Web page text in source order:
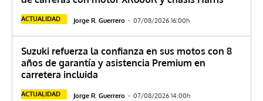
ACTUALIDAD Jorge R. Guerrero - 07/08/2026 16:00h
Suzuki refuerza la confianza en sus motos con 8
años de garantía y asistencia Premium en
carretera incluida
ACTUALIDAD Jorge R. Guerrero - 07/08/2026 14:00h